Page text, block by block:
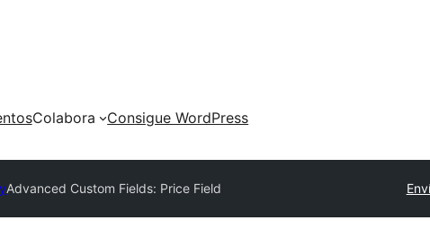
Colabora
Consigue WordPress
Advanced Custom Fields: Price Field